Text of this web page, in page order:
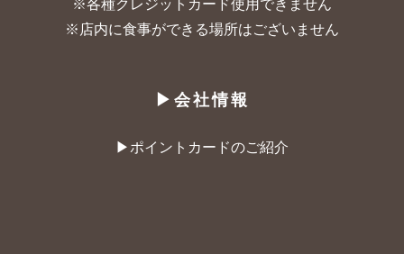
※各種クレジットカード使用できません
※店内に食事ができる場所はございません
▶︎会社情報
▶︎ポイントカードのご紹介